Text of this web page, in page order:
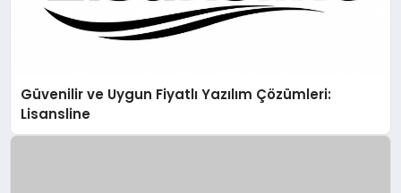
Güvenilir ve Uygun Fiyatlı Yazılım Çözümleri:
Lisansline